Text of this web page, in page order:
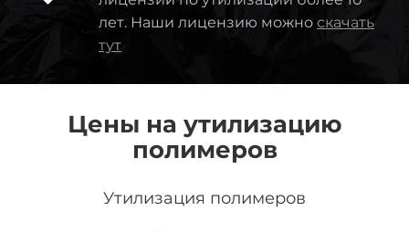
лет. Наши лицензию можно скачать
тут
Цены на утилизацию
полимеров
Утилизация полимеров